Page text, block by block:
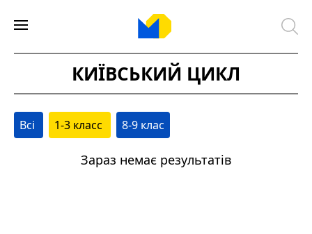
КИЇВСЬКИЙ ЦИКЛ
Всі 1-3 класс 8-9 клас
Зараз немає результатів